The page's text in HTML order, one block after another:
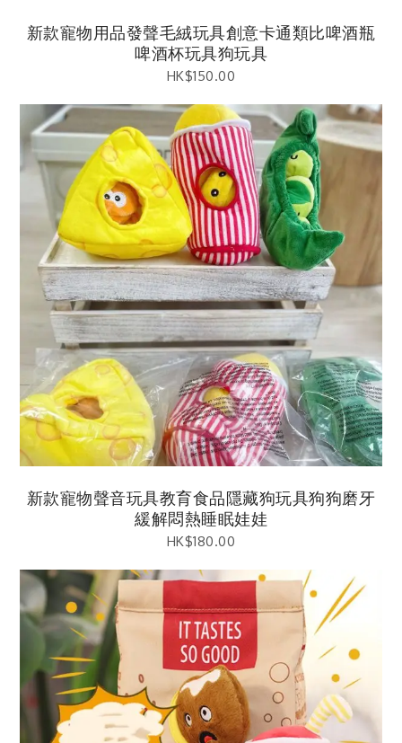
新款寵物用品發聲毛絨玩具創意卡通類比啤酒瓶
啤酒杯玩具狗玩具
HK$150.00
新款寵物聲音玩具教育食品隱藏狗玩具狗狗磨牙
緩解悶熱睡眠娃娃
HK$180.00